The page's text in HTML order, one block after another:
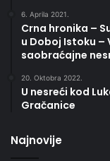
6. Aprila 2021.
Crna hronika –
u Doboj Istoku –
saobraćajne
20. Oktobra 2022.
U nesreći kod
Gračanice
Najnovije